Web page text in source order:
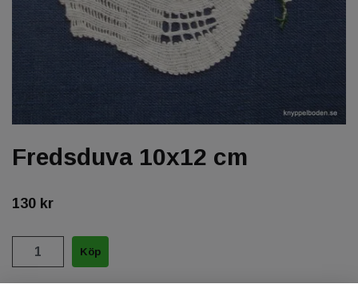
Fredsduva 10x12 cm
130 kr